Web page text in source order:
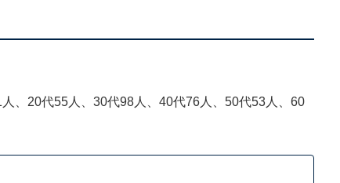
、20代55人、30代98人、40代76人、50代53人、60